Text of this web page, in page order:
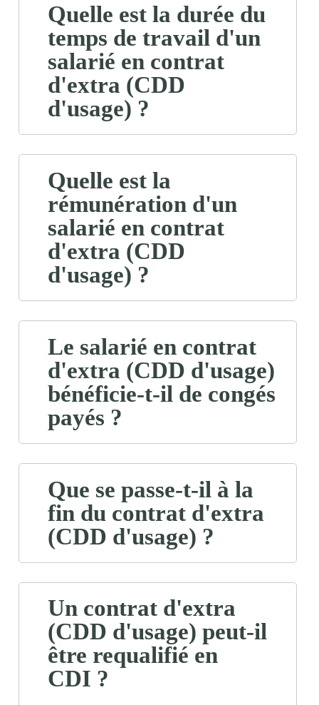
Quelle est la durée du
temps de travail d'un
salarié en contrat
d'extra (CDD
d'usage) ?
Quelle est la
rémunération d'un
salarié en contrat
d'extra (CDD
d'usage) ?
Le salarié en contrat
d'extra (CDD d'usage)
bénéficie-t-il de congés
payés ?
Que se passe-t-il à la
fin du contrat d'extra
(CDD d'usage) ?
Un contrat d'extra
(CDD d'usage) peut-il
être requalifié en
CDI ?